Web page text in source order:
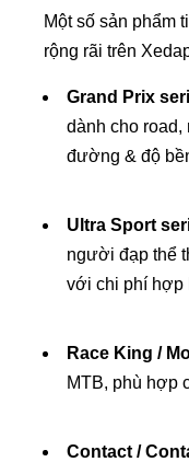
Một số sản phẩm
rộng rãi trên
Grand Prix
dành cho road,
đường & độ
Ultra Sport
người đạp thể
với chi phí hợp
Race King /
MTB, phù hợp
Contact /